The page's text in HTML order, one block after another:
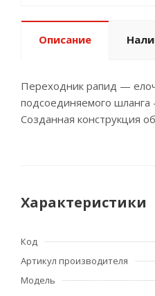
Описание
Переходник рапид —
подсоединяемого
Созданная конструкция
Характеристики
Код
Артикул производителя
Модель